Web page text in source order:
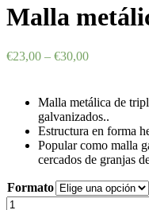
Malla
€23,00 – €30,00
Malla metálica de
galvanizados..
Estructura en forma
Popular como malla
cercados de granjas
Formato
Malla